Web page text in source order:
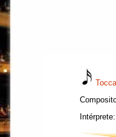
Intérprete: